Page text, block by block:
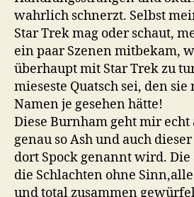
wahrlich schnerzt. Selbst
Star Trek mag oder schaut,
ein paar Szenen mitbekam,
überhaupt mit Star Trek zu
mieseste Quatsch sei, den
Namen je gesehen hätte!
Diese Burnham geht mir echt
genau so Ash und auch
dort Spock genannt wird.
die Schlachten ohne
und total zusammen